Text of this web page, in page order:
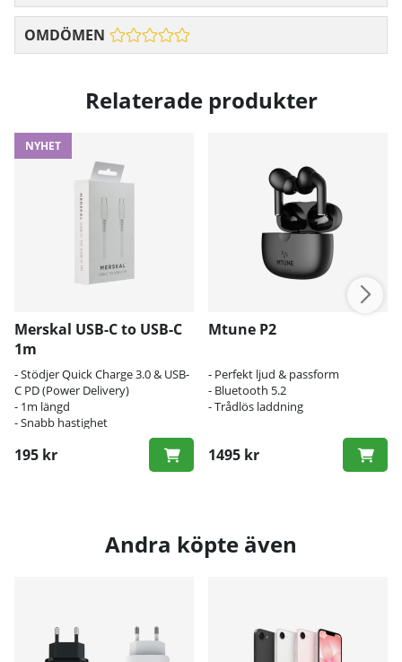
OMDÖMEN
Relaterade produkter
NYHET
Merskal USB-C to USB-C
1m
- Stödjer Quick Charge 3.0 & USB-
C PD (Power Delivery)
- 1m längd
- Snabb hastighet
195 kr
Mtune P2
- Perfekt ljud & passform
- Bluetooth 5.2
- Trådlös laddning
1495 kr
Andra köpte även